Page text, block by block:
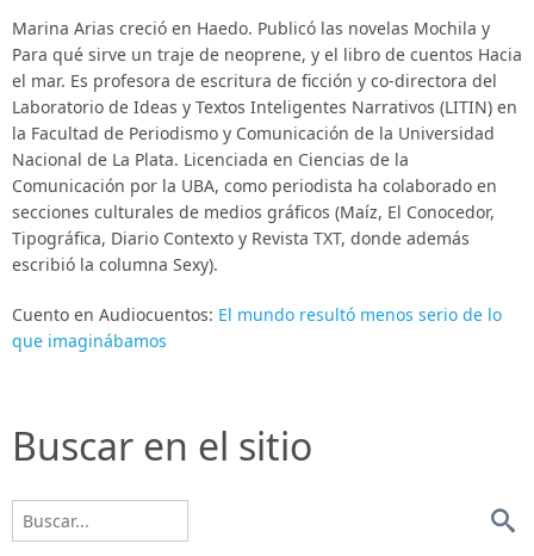
Marina Arias creció en Haedo. Publicó las novelas Mochila y
Para qué sirve un traje de neoprene, y el libro de cuentos Hacia
el mar. Es profesora de escritura de ficción y co-directora del
Laboratorio de Ideas y Textos Inteligentes Narrativos (LITIN) en
la Facultad de Periodismo y Comunicación de la Universidad
Nacional de La Plata. Licenciada en Ciencias de la
Comunicación por la UBA, como periodista ha colaborado en
secciones culturales de medios gráficos (Maíz, El Conocedor,
Tipográfica, Diario Contexto y Revista TXT, donde además
escribió la columna Sexy).
Cuento en Audiocuentos: El mundo resultó menos serio de lo
que imaginábamos
Buscar en el sitio